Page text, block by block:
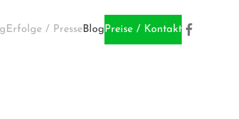
Erfolge / PresseBlogPreise / Kontakt